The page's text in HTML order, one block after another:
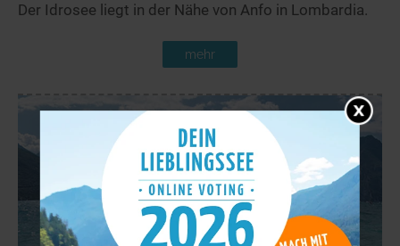
Der Idrosee liegt in der Nähe von Anfo in Lombardia.
mehr